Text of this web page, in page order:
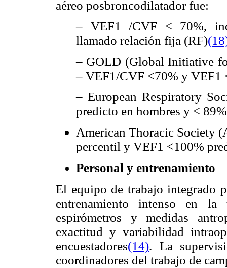
aéreo posbroncodilatador fue:
– VEF1 /CVF < 70%,
llamado relación fija (RF)(
– GOLD (Global Initiative
– VEF1/CVF <70% y VEF1
– European Respiratory
predicto en hombres y <
American Thoracic Society
percentil y VEF1 <100%
Personal y entrenamiento
El equipo de trabajo integrado
entrenamiento intenso en
espirómetros y medidas
exactitud y variabilidad
encuestadores(14). La
coordinadores del trabajo de